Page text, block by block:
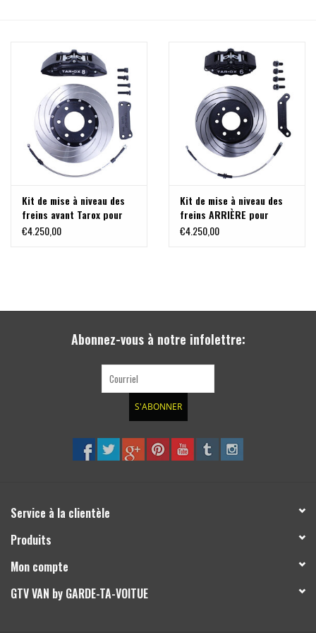
Kit de mise à niveau des
freins avant Tarox pour
Mercedes Sprinter 906 +
€4.250,00
Kit de mise à niveau des
freins ARRIÈRE pour
Mercedes Sprinter 906 +
€4.250,00
Abonnez-vous à notre infolettre:
S'ABONNER
Service à la clientèle
Produits
Mon compte
GTV VAN by GARDE-TA-VOITUE